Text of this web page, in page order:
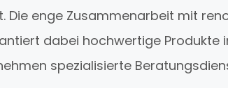
Die enge Zusammenarbeit mit
dabei hochwertige Produkte
spezialisierte